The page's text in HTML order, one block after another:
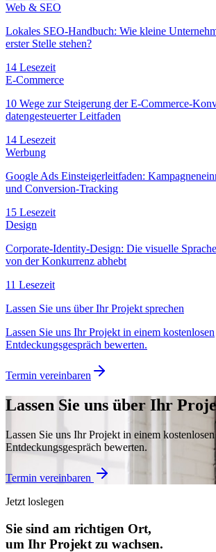
Web & SEO
Lokales SEO-Handbuch: Wie kleine
erster Stelle stehen?
14 Lesezeit
E-Commerce
10 Wege zur Steigerung der E-Commerce-
datengesteuerter Leitfaden
14 Lesezeit
Werbung
Google Ads Einsteigerleitfaden:
und Conversion-Tracking
15 Lesezeit
Design
Corporate-Identity-Design: Die visuelle
von der Konkurrenz abhebt
11 Lesezeit
Lassen Sie uns über Ihr Projekt sprechen
Lassen Sie uns Ihr Projekt in einem kostenlosen
Entdeckungsgespräch bewerten.
Termin vereinbaren
Lassen Sie uns über Ihr
Lassen Sie uns Ihr Projekt in einem kostenlosen
Entdeckungsgespräch bewerten.
Termin vereinbaren
Jetzt loslegen
Sie sind am richtigen Ort,
um Ihr Projekt zu wachsen.